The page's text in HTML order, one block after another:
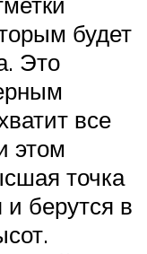
будет
Это
все
этом
точка
берутся в